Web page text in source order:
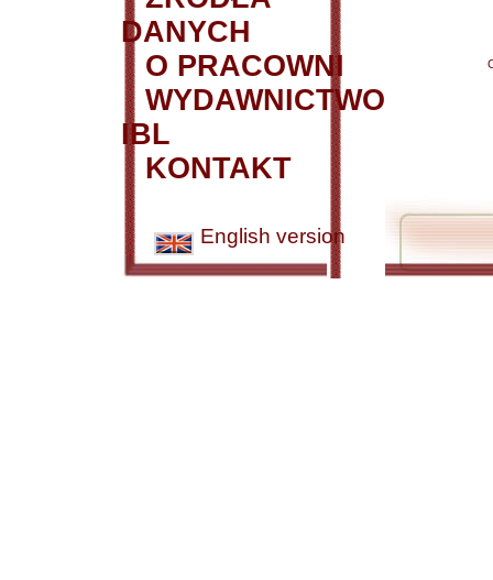
DANYCH
O PRACOWNI
WYDAWNICTWO
IBL
KONTAKT
English version